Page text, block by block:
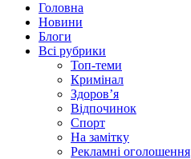
Головна
Новини
Блоги
Всі рубрики
Топ-теми
Кримінал
Здоров’я
Відпочинок
Спорт
На замітку
Рекламні оголошення